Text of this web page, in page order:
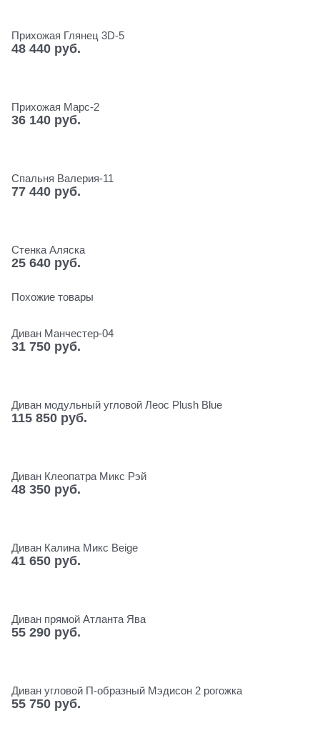
Прихожая Глянец 3D-5
48 440 руб.
Прихожая Марс-2
36 140 руб.
Спальня Валерия-11
77 440 руб.
Стенка Аляска
25 640 руб.
Похожие товары
Диван Манчестер-04
31 750 руб.
Диван модульный угловой Леос Plush Blue
115 850 руб.
Диван Клеопатра Микс Рэй
48 350 руб.
Диван Калина Микс Beige
41 650 руб.
Диван прямой Атланта Ява
55 290 руб.
Диван угловой П-образный Мэдисон 2 рогожка
55 750 руб.